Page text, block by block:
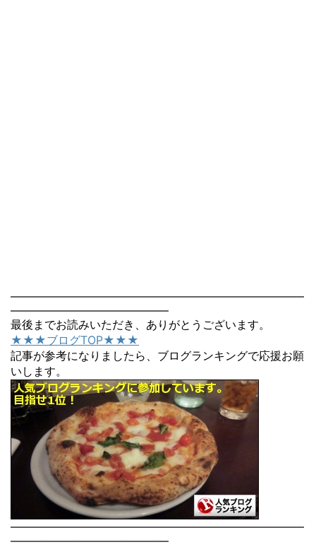
――――――――――――――――――――――――――
――――――――――――――
最後までお読みいただき、ありがとうございます。
★★★ブログTOP★★★
記事が参考になりましたら、ブログランキングで応援お願
いします。
――――――――――――――――――――――――――
――――――――――――――